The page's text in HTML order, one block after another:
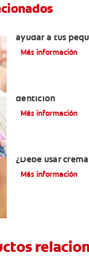
ayudar a tus
Más información
dentición
Más información
¿Debe usar
Más información